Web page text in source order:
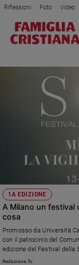
Attualità
Interviste
Papa
Papa
Chiesa
Chiesa
Fede
Riflessioni Foto Video
Privacy Policy Chi siamo
Registrati Redazione
1A EDIZIONE
A Milano un festival
cosa
Promosso da Università
con il patrocinio del
edizione del Festival della
per invitarci a vedere lo
Redazione.fc